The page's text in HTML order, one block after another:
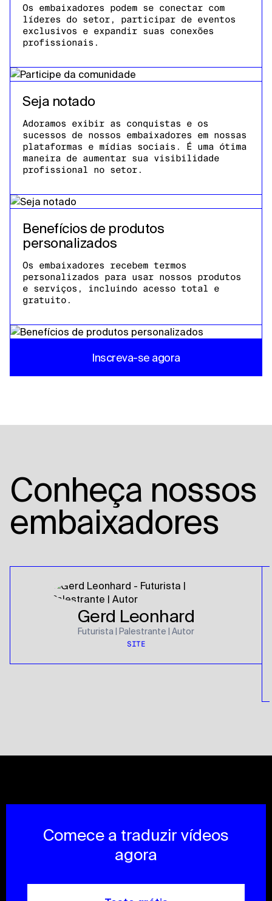
Os embaixadores podem se conectar com
líderes do setor, participar de eventos
exclusivos e expandir suas conexões
profissionais.
Seja notado
Adoramos exibir as conquistas e os
sucessos de nossos embaixadores em nossas
plataformas e mídias sociais. É uma ótima
maneira de aumentar sua visibilidade
profissional no setor.
Benefícios de produtos
personalizados
Os embaixadores recebem termos
personalizados para usar nossos produtos
e serviços, incluindo acesso total e
gratuito.
Inscreva-se agora
Conheça nossos
embaixadores
Gerd Leonhard
Futurista | Palestrante | Autor
SITE
Comece a traduzir vídeos
agora